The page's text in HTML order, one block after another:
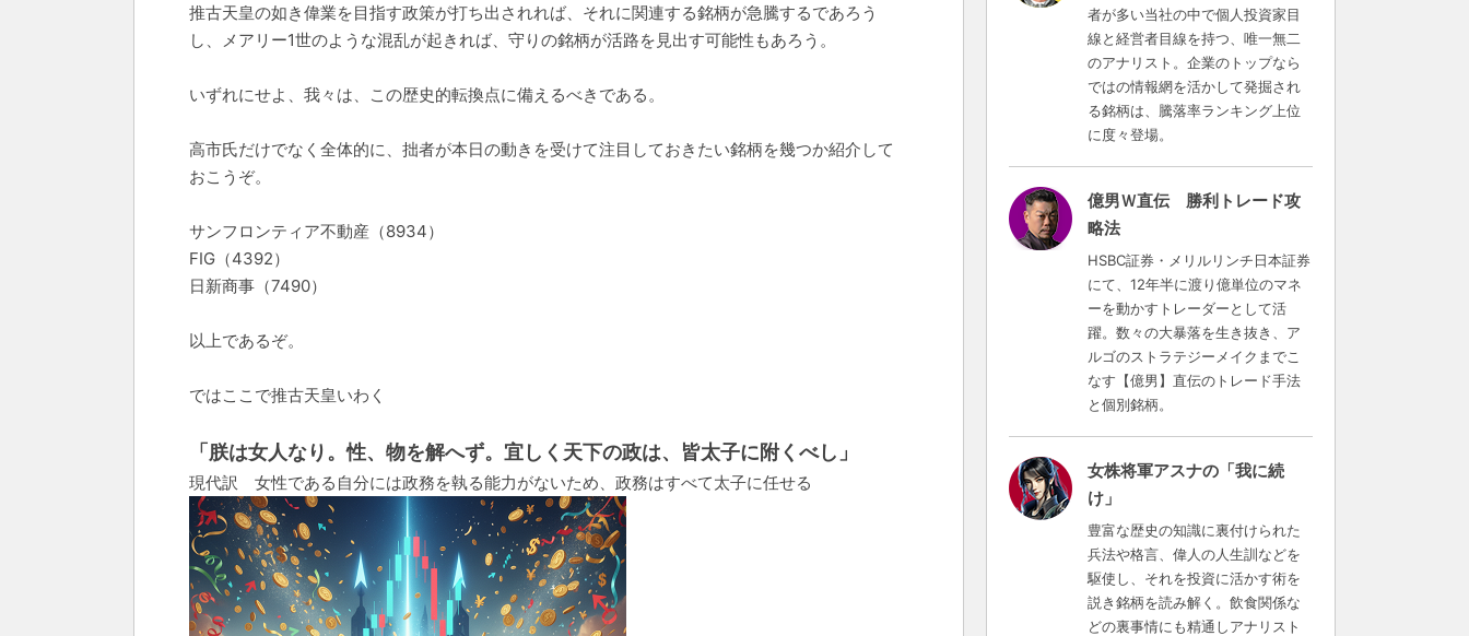
推古天皇の如き偉業を目指す政策が打ち出されれば、それに関連する銘柄が急騰するであろう
し、メアリー1世のような混乱が起きれば、守りの銘柄が活路を見出す可能性もあろう。
いずれにせよ、我々は、この歴史的転換点に備えるべきである。
高市氏だけでなく全体的に、拙者が本日の動きを受けて注目しておきたい銘柄を幾つか紹介して
おこうぞ。
サンフロンティア不動産（8934）
FIG（4392）
日新商事（7490）
以上であるぞ。
ではここで推古天皇いわく
「朕は女人なり。性、物を解へず。宜しく天下の政は、皆太子に附くべし」
現代訳 女性である自分には政務を執る能力がないため、政務はすべて太子に任せる
者が多い当社の中で個人投資家目
線と経営者目線を持つ、唯一無二
のアナリスト。企業のトップなら
ではの情報網を活かして発掘され
る銘柄は、騰落率ランキング上位
に度々登場。
億男Ｗ直伝 勝利トレード攻
略法
HSBC証券・メリルリンチ日本証券
にて、12年半に渡り億単位のマネ
ーを動かすトレーダーとして活
躍。数々の大暴落を生き抜き、ア
ルゴのストラテジーメイクまでこ
なす【億男】直伝のトレード手法
と個別銘柄。
女株将軍アスナの「我に続
け」
豊富な歴史の知識に裏付けられた
兵法や格言、偉人の人生訓などを
駆使し、それを投資に活かす術を
説き銘柄を読み解く。飲食関係な
どの裏事情にも精通しアナリスト